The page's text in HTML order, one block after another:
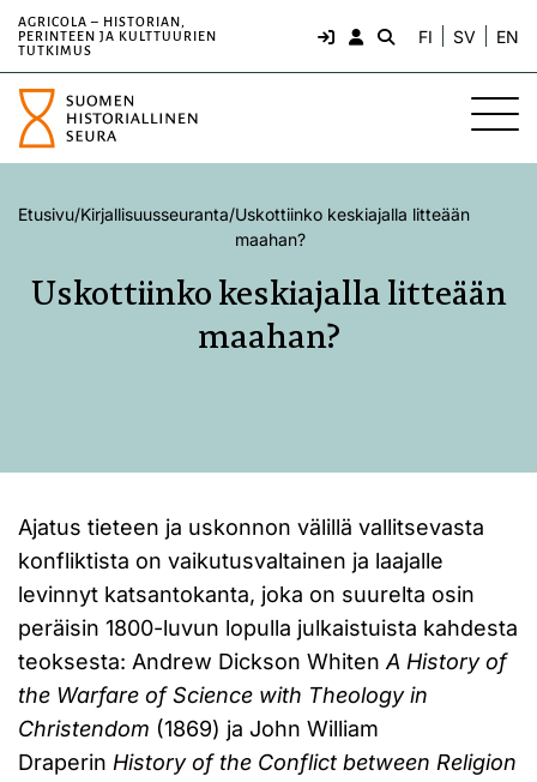
AGRICOLA – HISTORIAN,
PERINTEEN JA KULTTUURIEN
TUTKIMUS
FI SV EN
Etusivu/Kirjallisuusseuranta/Uskottiinko keskiajalla litteään
maahan?
Uskottiinko keskiajalla litteään
maahan?
Ajatus tieteen ja uskonnon välillä vallitsevasta
konfliktista on vaikutusvaltainen ja laajalle
levinnyt katsantokanta, joka on suurelta osin
peräisin 1800-luvun lopulla julkaistuista kahdesta
teoksesta: Andrew Dickson Whiten A History of
the Warfare of Science with Theology in
Christendom (1869) ja John William
Draperin History of the Conflict between Religion